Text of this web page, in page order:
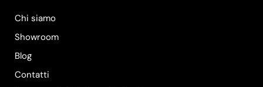
Chi siamo
Showroom
Blog
Contatti